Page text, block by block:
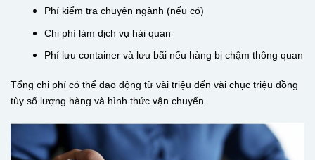
Phí kiểm tra chuyên ngành (nếu có)
Chi phí làm dịch vụ hải quan
Phí lưu container và lưu bãi nếu hàng bị chậm thông quan
Tổng chi phí có thể dao động từ vài triệu đến vài chục triệu đồng
tùy số lượng hàng và hình thức vận chuyển.